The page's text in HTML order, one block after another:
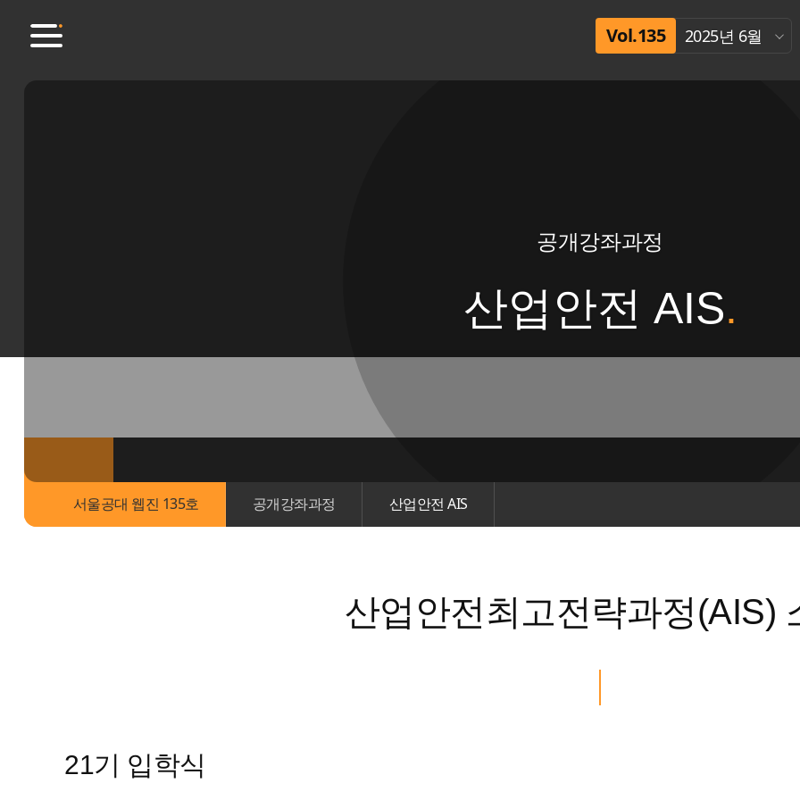
Vol.135 2025년 6월
공개강좌과정
산업안전 AIS
서울공대 웹진 135호 공개강좌과정 산업안전 AIS
산업안전최고전략과정(AIS)
21기 입학식